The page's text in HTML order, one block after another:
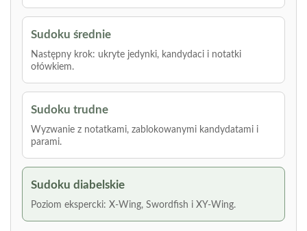
Sudoku średnie
Następny krok: ukryte jedynki, kandydaci i notatki
ołówkiem.
Sudoku trudne
Wyzwanie z notatkami, zablokowanymi kandydatami i
parami.
Sudoku diabelskie
Poziom ekspercki: X-Wing, Swordfish i XY-Wing.